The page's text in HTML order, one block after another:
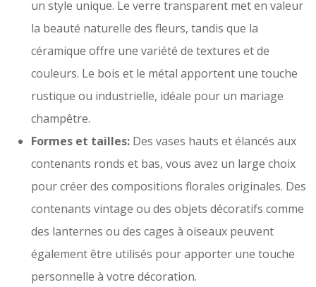
un style unique. Le verre transparent met en valeur
la beauté naturelle des fleurs, tandis que la
céramique offre une variété de textures et de
couleurs. Le bois et le métal apportent une touche
rustique ou industrielle, idéale pour un mariage
champêtre.
Formes et tailles: Des vases hauts et élancés aux
contenants ronds et bas, vous avez un large choix
pour créer des compositions florales originales. Des
contenants vintage ou des objets décoratifs comme
des lanternes ou des cages à oiseaux peuvent
également être utilisés pour apporter une touche
personnelle à votre décoration.